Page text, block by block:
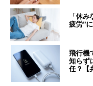
「休
疲労”
飛行機
知らず
任？【